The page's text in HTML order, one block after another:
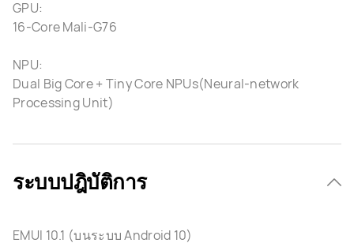
GPU:
16-Core Mali-G76
NPU:
Dual Big Core + Tiny Core NPUs(Neural-network
Processing Unit)
ระบบปฎิบัติการ
EMUI 10.1 (บนระบบ Android 10)